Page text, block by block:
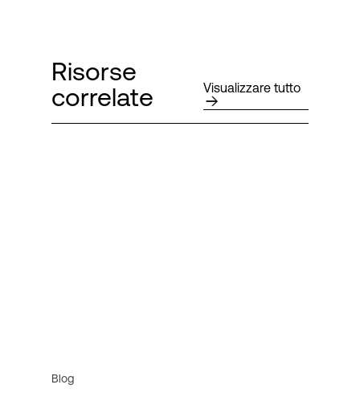
Risorse
correlate
Visualizzare tutto
Blog